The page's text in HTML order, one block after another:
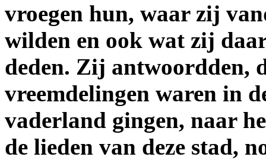
vroegen hun, waar zij
wilden en ook wat zij
deden. Zij antwoordden,
vreemdelingen waren in
vaderland gingen, naar
de lieden van deze stad,